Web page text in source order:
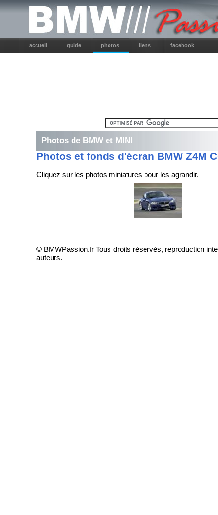
accueil guide photos liens facebook
Photos de BMW et MINI
Photos et fonds d'écran BMW Z4M
Cliquez sur les photos miniatures pour les agrandir.
© BMWPassion.fr Tous droits réservés, reproduction
auteurs.